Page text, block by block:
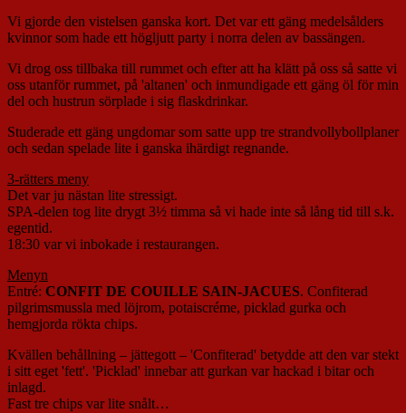
Vi gjorde den vistelsen ganska kort. Det var ett gäng medelsålders
kvinnor som hade ett högljutt party i norra delen av bassängen.
Vi drog oss tillbaka till rummet och efter att ha klätt på oss så satte vi
oss utanför rummet, på 'altanen' och inmundigade ett gäng öl för min
del och hustrun sörplade i sig flaskdrinkar.
Studerade ett gäng ungdomar som satte upp tre strandvollybollplaner
och sedan spelade lite i ganska ihärdigt regnande.
3-rätters meny
Det var ju nästan lite stressigt.
SPA-delen tog lite drygt 3½ timma så vi hade inte så lång tid till s.k.
egentid.
18:30 var vi inbokade i restaurangen.
Menyn
Entré: CONFIT DE COUILLE SAIN-JACUES. Confiterad
pilgrimsmussla med löjrom, potaiscréme, picklad gurka och
hemgjorda rökta chips.
Kvällen behållning – jättegott – 'Confiterad' betydde att den var stekt
i sitt eget 'fett'. 'Picklad' innebar att gurkan var hackad i bitar och
inlagd.
Fast tre chips var lite snålt…